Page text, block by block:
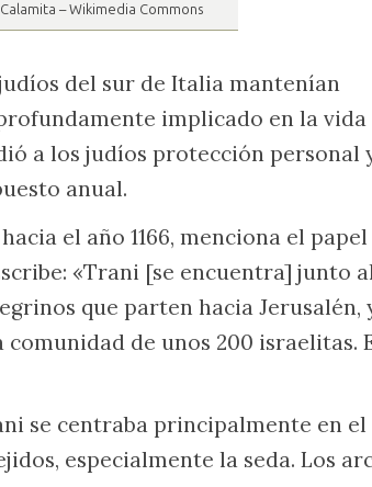
– Wikimedia Commons
del sur de Italia mantenían
implicado en la vida
a los judíos protección personal
anual.
el año 1166, menciona el papel
«Trani [se encuentra] junto
que parten hacia Jerusalén,
de unos 200 israelitas.
se centraba principalmente en el
especialmente la seda. Los